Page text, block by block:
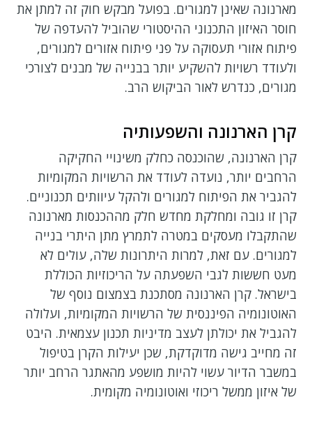
מארנונה שאינן למגורים. בפועל מבקש חוק זה למתן את
חוסר האיזון התכנוני ההיסטורי שהוביל להעדפה של
פיתוח אזורי תעסוקה על פני פיתוח אזורים למגורים,
ולעודד רשויות להשקיע יותר בבנייה של מבנים לצורכי
מגורים, כנדרש לאור הביקוש הרב.
קרן הארנונה והשפעותיה
קרן הארנונה, שהוכנסה כחלק משינויי החקיקה
הרחבים יותר, נועדה לעודד את הרשויות המקומיות
להגביר את הפיתוח למגורים ולהקל עיוותים תכנוניים.
קרן זו גובה ומחלקת מחדש חלק מההכנסות מארנונה
שהתקבלו מעסקים במטרה לתמרץ מתן היתרי בנייה
למגורים. עם זאת, למרות היתרונות שלה, עולים לא
מעט חששות לגבי השפעתה על הריכוזיות הכוללת
בישראל. קרן הארנונה מסתכנת בצמצום נוסף של
האוטונומיה הפיננסית של הרשויות המקומיות, ועלולה
להגביל את יכולתן לעצב מדיניות תכנון עצמאית. היבט
זה מחייב גישה מדוקדקת, שכן יעילות הקרן בטיפול
במשבר הדיור עשוי להיות מושפע מהאתגר הרחב יותר
של איזון ממשל ריכוזי ואוטונומיה מקומית.